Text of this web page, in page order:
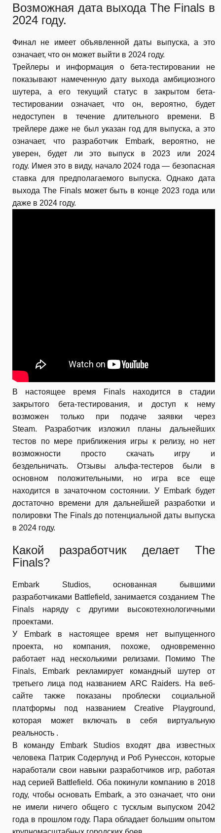
Возможная дата выхода The Finals в
2024 году.
Финал не имеет объявленной даты выпуска, а это
означает, что он может выйти в 2024 году.
Трейлеры и информация о бета-тестировании не
показывают намеченную дату выхода амбициозного
шутера, а его текущий статус в закрытом бета-
тестировании означает, что он, вероятно, будет
недоступен в течение длительного времени. В
трейлере даже не был указан год для выпуска, а это
означает, что разработчик Embark, вероятно, не
уверен, будет ли это выпуск в 2023 или 2024
году. Имея это в виду, начало 2024 года — безопасная
ставка для предполагаемого выпуска. Однако дата
выхода The Finals может быть в конце 2023 года или
даже в 2024 году.
В настоящее время Finals находится в стадии
закрытого бета-тестирования, и доступ к нему
возможен только при подаче заявки через
Steam. Разработчик изложил планы дальнейших
тестов по мере приближения игры к релизу, но нет
возможности просто скачать игру и
бездельничать. Отзывы альфа-тестеров были в
основном положительными, но игра все еще
находится в зачаточном состоянии. У Embark будет
достаточно времени для дальнейшей разработки и
полировки The Finals до потенциальной даты выпуска
в 2024 году.
Какой разработчик делает The
Finals?
Embark Studios, основанная бывшими
разработчиками Battlefield, занимается созданием The
Finals наряду с другими высокотехнологичными
проектами.
У Embark в настоящее время нет выпущенного
проекта, но компания, похоже, одновременно
работает над несколькими релизами. Помимо The
Finals, Embark рекламирует командный шутер от
третьего лица под названием ARC Raiders. На веб-
сайте также показаны проблески социальной
платформы под названием Creative Playground,
которая может включать в себя виртуальную
реальность .
В команду Embark Studios входят два известных
человека Патрик Содерлунд и Роб Рунессон, которые
наработали свои навыки разработчиков игр, работая
над серией Battlefield. Оба покинули компанию в 2018
году, чтобы основать Embark, а это означает, что они
не имели ничего общего с тусклым выпуском 2042
года в прошлом году. Пара обладает большим опытом